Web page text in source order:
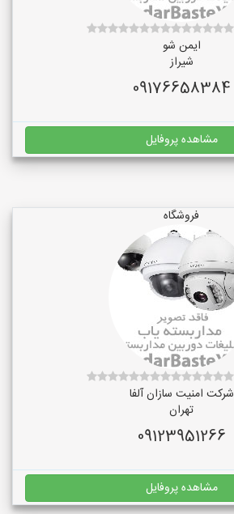
ایمن شو
شیراز
09176658384
مشاهده پروفایل
فروشگاه
شرکت امنیت سازان آلفا
تهران
09123951266
مشاهده پروفایل